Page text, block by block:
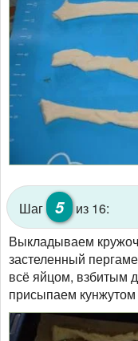
Шаг 5
из 16:
Выкладываем
застеленный
всё яйцом, взбитым
присыпаем